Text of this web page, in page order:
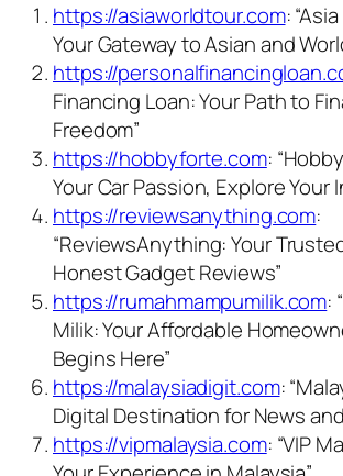
https://asiaworldtour.com:
Your Gateway to Asian and
https://
Financing Loan: Your Path to
Freedom”
https://hobbyforte.com:
Your Car Passion, Explore Your
https://reviewsanything.com:
“ReviewsAnything: Your
Honest Gadget Reviews”
https://rumahmampumilik.com:
Milik: Your Affordable
Begins Here”
https://malaysiadigit.com:
Digital Destination for News
https://vipmalaysia.com: “VIP